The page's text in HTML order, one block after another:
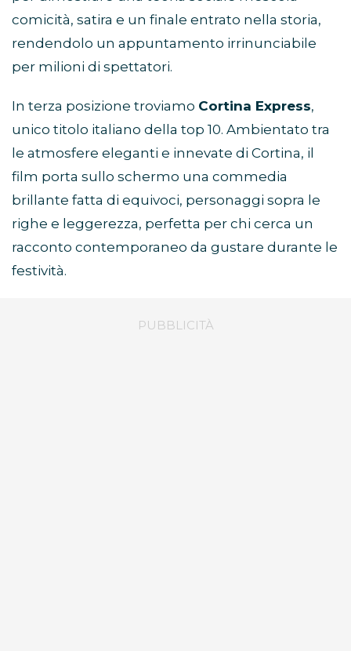
comicità, satira e un finale entrato nella storia,
rendendolo un appuntamento irrinunciabile
per milioni di spettatori.
In terza posizione troviamo Cortina Express,
unico titolo italiano della top 10. Ambientato tra
le atmosfere eleganti e innevate di Cortina, il
film porta sullo schermo una commedia
brillante fatta di equivoci, personaggi sopra le
righe e leggerezza, perfetta per chi cerca un
racconto contemporaneo da gustare durante le
festività.